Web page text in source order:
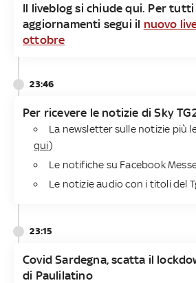
Il liveblog si chiude qui. Per tutti
aggiornamenti segui il nuovo
ottobre
23:46
Per ricevere le notizie di Sky
La newsletter sulle notizie più
qui)
Le notifiche su Facebook
Le notizie audio con i titoli del
23:15
Covid Sardegna, scatta il
di Paulilatino